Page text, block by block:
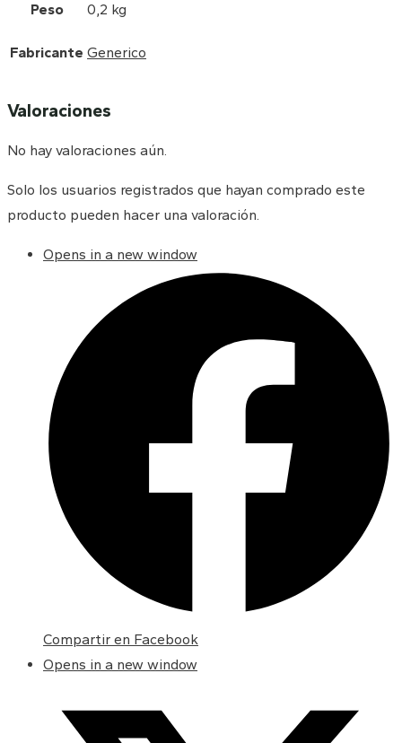
Peso 0,2 kg
Fabricante Generico
Valoraciones
No hay valoraciones aún.
Solo los usuarios registrados que hayan comprado este
producto pueden hacer una valoración.
Opens in a new window
Compartir en Facebook
Opens in a new window